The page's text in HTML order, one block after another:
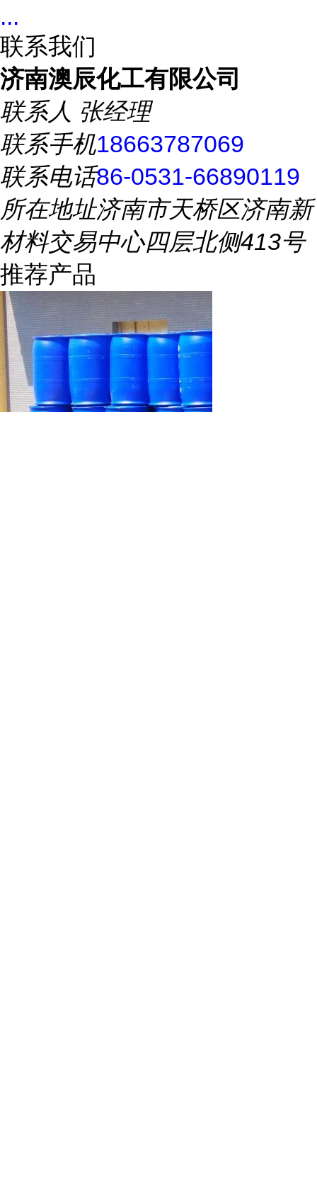
...
联系我们
济南澳辰化工有限公司
联系人 张经理
联系手机18663787069
联系电话86-0531-66890119
所在地址济南市天桥区济南新
材料交易中心四层北侧413号
推荐产品